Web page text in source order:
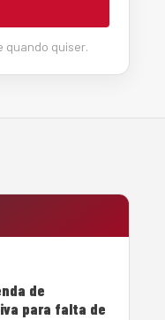
quando quiser.
de
para falta de